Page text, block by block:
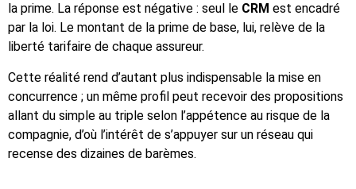
la prime. La réponse est négative : seul le CRM est encadré
par la loi. Le montant de la prime de base, lui, relève de la
liberté tarifaire de chaque assureur.
Cette réalité rend d’autant plus indispensable la mise en
concurrence ; un même profil peut recevoir des propositions
allant du simple au triple selon l’appétence au risque de la
compagnie, d’où l’intérêt de s’appuyer sur un réseau qui
recense des dizaines de barèmes.